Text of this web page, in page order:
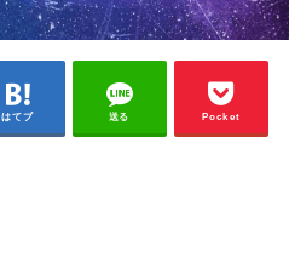
はてブ 送る Pocket